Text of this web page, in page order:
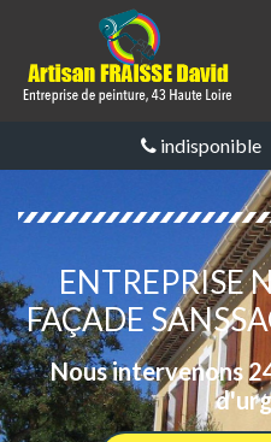
indisponible
ENTREPRISE
FAÇADE
Nous intervenons